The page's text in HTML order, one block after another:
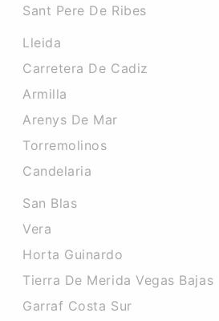
Sant Pere De Ribes
Lleida
Carretera De Cadiz
Armilla
Arenys De Mar
Torremolinos
Candelaria
San Blas
Vera
Horta Guinardo
Tierra De Merida Vegas Bajas
Garraf Costa Sur